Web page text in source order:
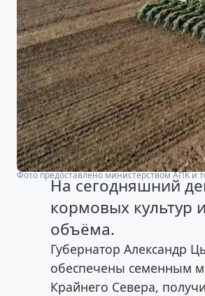
Фото предоставлено министерством АПК и
На сегодняшний
кормовых культур
объёма.
Губернатор Александр
обеспечены семенным
Крайнего Севера,